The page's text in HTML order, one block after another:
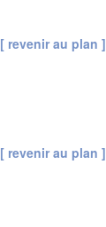
[ revenir au plan ]
[ revenir au plan ]